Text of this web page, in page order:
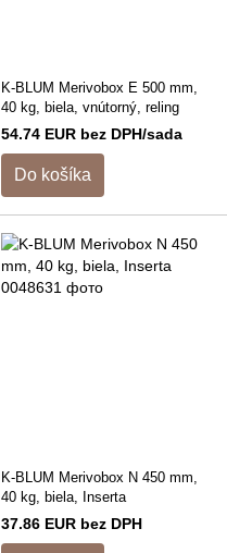
K-BLUM Merivobox E 500 mm,
40 kg, biela, vnútorný, reling
54.74 EUR bez DPH/sada
Do košíka
K-BLUM Merivobox N 450 mm,
40 kg, biela, Inserta
37.86 EUR bez DPH